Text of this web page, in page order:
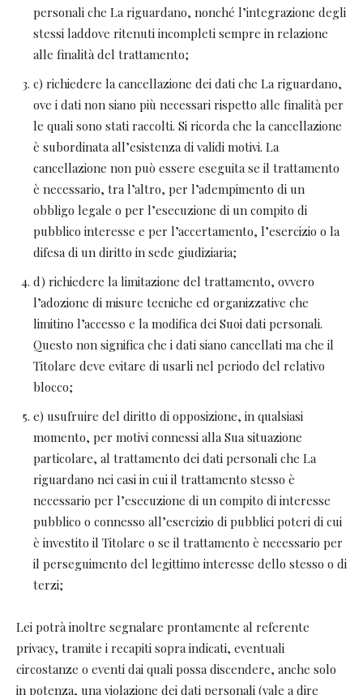
personali che La riguardano, nonché l’integrazione degli
stessi laddove ritenuti incompleti sempre in relazione
alle finalità del trattamento;
c) richiedere la cancellazione dei dati che La riguardano,
ove i dati non siano più necessari rispetto alle finalità per
le quali sono stati raccolti. Si ricorda che la cancellazione
è subordinata all’esistenza di validi motivi. La
cancellazione non può essere eseguita se il trattamento
è necessario, tra l’altro, per l’adempimento di un
obbligo legale o per l’esecuzione di un compito di
pubblico interesse e per l’accertamento, l’esercizio o la
difesa di un diritto in sede giudiziaria;
d) richiedere la limitazione del trattamento, ovvero
l’adozione di misure tecniche ed organizzative che
limitino l’accesso e la modifica dei Suoi dati personali.
Questo non significa che i dati siano cancellati ma che il
Titolare deve evitare di usarli nel periodo del relativo
blocco;
e) usufruire del diritto di opposizione, in qualsiasi
momento, per motivi connessi alla Sua situazione
particolare, al trattamento dei dati personali che La
riguardano nei casi in cui il trattamento stesso è
necessario per l’esecuzione di un compito di interesse
pubblico o connesso all’esercizio di pubblici poteri di cui
è investito il Titolare o se il trattamento è necessario per
il perseguimento del legittimo interesse dello stesso o di
terzi;
Lei potrà inoltre segnalare prontamente al referente
privacy, tramite i recapiti sopra indicati, eventuali
circostanze o eventi dai quali possa discendere, anche solo
in potenza, una violazione dei dati personali (vale a dire